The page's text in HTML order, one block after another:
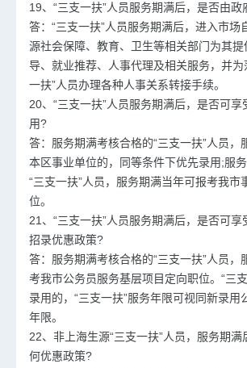
19、“三支一扶”人员服务期满后，是否由
答：“三支一扶”人员服务期满后，进入市场
源社会保障、教育、卫生等相关部门为其
导、就业推荐、人事代理及相关服务，并为
一扶”人员办理各种人事关系转接手续。
20、“三支一扶”人员服务期满后，是否可
用?
答：服务期满考核合格的“三支一扶”人员，
本区事业单位的，同等条件下优先录用;服
“三支一扶”人员，服务期满当年可报考我市
位。
21、“三支一扶”人员服务期满后，是否可享
招录优惠政策?
答：服务期满考核合格的“三支一扶”人员，
考我市公务员服务基层项目定向职位。“三
录用的，“三支一扶”服务年限可视同新录用
年限。
22、非上海生源“三支一扶”人员，服务期
何优惠政策?